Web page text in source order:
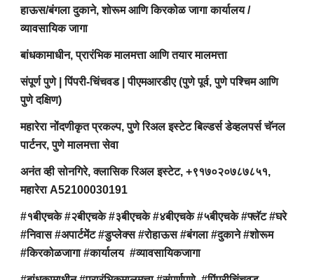
हाऊस/बंगला दुकाने, शोरूम आणि किरकोळ जागा कार्यालय /
व्यावसायिक जागा
बांधकामाधीन, प्रारंभिक मालमत्ता आणि तयार मालमत्ता
संपूर्ण पुणे | पिंपरी-चिंचवड | पीएमआरडीए (पुणे पूर्व, पुणे पश्चिम आणि
पुणे दक्षिण)
महारेरा नोंदणीकृत प्रकल्प, पुणे रिअल इस्टेट बिल्डर्स डेव्हलपर्स चॅनल
पार्टनर, पुणे मालमत्ता सेवा
अनंत व्ही सोनगिरे, क्लासिक रिअल इस्टेट, +९१७०२०७८७८५१,
महारेरा A52100030191
#१बीएचके #२बीएचके #३बीएचके #४बीएचके #५बीएचके #फ्लॅट #घरे
#निवास #अपार्टमेंट #डुप्लेक्स #रोहाऊस #बंगला #दुकाने #शोरूम
#किरकोळजागा #कार्यालय #व्यावसायिकजागा